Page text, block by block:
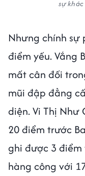
sự
Nhưng chính
điểm yếu. Vắng
mất cân đối
mũi đập đẳng
diện. Vi Thị
20 điểm trước
ghi được 3
hàng công với